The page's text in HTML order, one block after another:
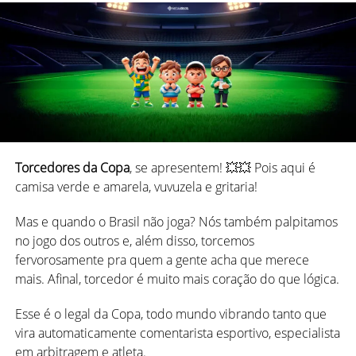
Grande do Sul, ele mantém as regras gerais do truco, mas
adiciona elementos estratégicos como Envido e Flor, além
de uma hierarquia de cartas bem específica.
*Principais diferenças entre Truco Mineiro x Truco Paulista
x Truco Espanhol (Gaudério)
O jogo é disputado por quatro jogadores, divididos em
você joga sempre em parceria com quem está à sua
frente.
O objetivo é simples:ser a primeira dupla a alcançar 24
pontos.
A partida é composta por várias “mãos”, e cada mão vale
“trucadas” acontecem durante cada rodada.
Torcedores da Copa, se apresentem! 💥💥 Pois aqui é
camisa verde e amarela, vuvuzela e gritaria!
Mas e quando o Brasil não joga? Nós também palpitamos
no jogo dos outros e, além disso, torcemos
fervorosamente pra quem a gente acha que merece
mais. Afinal, torcedor é muito mais coração do que lógica.
Esse é o legal da Copa, todo mundo vibrando tanto que
vira automaticamente comentarista esportivo, especialista
em arbitragem e atleta.